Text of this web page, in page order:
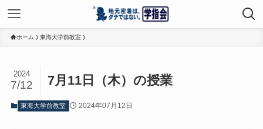
ホーム 東海大学前教室
7月11日（木）の授業
2024
7/12
東海大学前教室 2024年07月12日